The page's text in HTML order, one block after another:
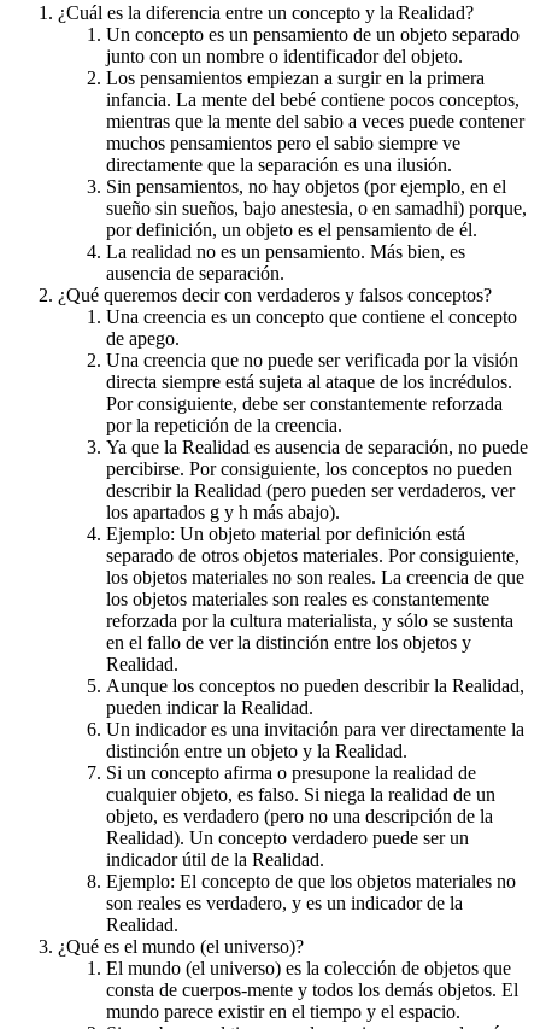
¿Cuál es la diferencia entre un concepto y la Realidad?
Un concepto es un pensamiento de un objeto separado
junto con un nombre o identificador del objeto.
Los pensamientos empiezan a surgir en la primera
infancia. La mente del bebé contiene pocos conceptos,
mientras que la mente del sabio a veces puede contener
muchos pensamientos pero el sabio siempre ve
directamente que la separación es una ilusión.
Sin pensamientos, no hay objetos (por ejemplo, en el
sueño sin sueños, bajo anestesia, o en samadhi) porque,
por definición, un objeto es el pensamiento de él.
La realidad no es un pensamiento. Más bien, es
ausencia de separación.
¿Qué queremos decir con verdaderos y falsos conceptos?
Una creencia es un concepto que contiene el concepto
de apego.
Una creencia que no puede ser verificada por la visión
directa siempre está sujeta al ataque de los incrédulos.
Por consiguiente, debe ser constantemente reforzada
por la repetición de la creencia.
Ya que la Realidad es ausencia de separación, no puede
percibirse. Por consiguiente, los conceptos no pueden
describir la Realidad (pero pueden ser verdaderos, ver
los apartados g y h más abajo).
Ejemplo: Un objeto material por definición está
separado de otros objetos materiales. Por consiguiente,
los objetos materiales no son reales. La creencia de que
los objetos materiales son reales es constantemente
reforzada por la cultura materialista, y sólo se sustenta
en el fallo de ver la distinción entre los objetos y
Realidad.
Aunque los conceptos no pueden describir la Realidad,
pueden indicar la Realidad.
Un indicador es una invitación para ver directamente la
distinción entre un objeto y la Realidad.
Si un concepto afirma o presupone la realidad de
cualquier objeto, es falso. Si niega la realidad de un
objeto, es verdadero (pero no una descripción de la
Realidad). Un concepto verdadero puede ser un
indicador útil de la Realidad.
Ejemplo: El concepto de que los objetos materiales no
son reales es verdadero, y es un indicador de la
Realidad.
¿Qué es el mundo (el universo)?
El mundo (el universo) es la colección de objetos que
consta de cuerpos-mente y todos los demás objetos. El
mundo parece existir en el tiempo y el espacio.